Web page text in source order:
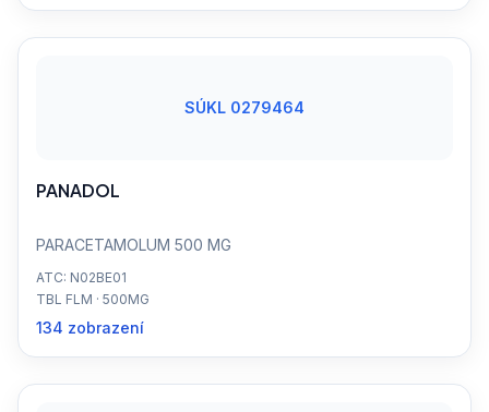
SÚKL 0279464
PANADOL
PARACETAMOLUM 500 MG
ATC: N02BE01
TBL FLM · 500MG
134 zobrazení